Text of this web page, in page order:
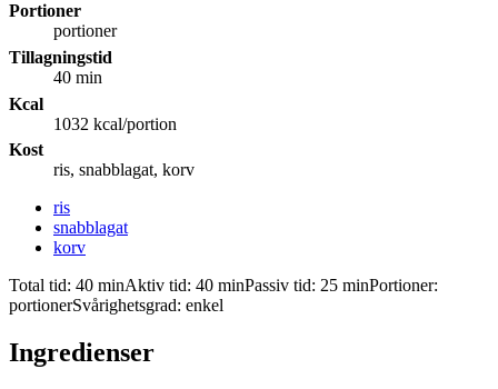
Portioner
portioner
Tillagningstid
40 min
Kcal
1032 kcal/portion
Kost
ris, snabblagat, korv
ris
snabblagat
korv
Total tid: 40 minAktiv tid: 40 minPassiv tid: 25 minPortioner:
portionerSvårighetsgrad: enkel
Ingredienser